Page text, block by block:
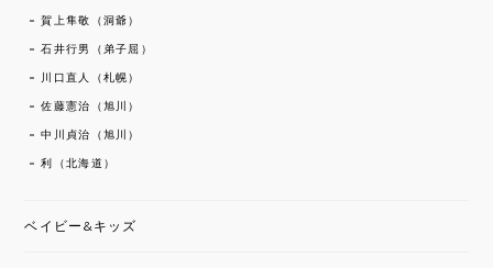
賀上隼敬（洞爺）
石井行男（弟子屈）
川口直人（札幌）
佐藤憲治（旭川）
中川貞治（旭川）
利（北海道）
ベイビー&キッズ